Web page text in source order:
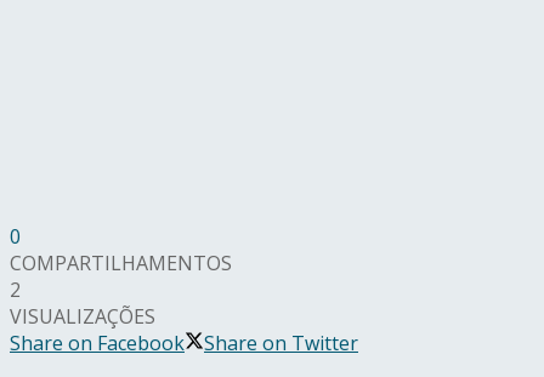
0
COMPARTILHAMENTOS
2
VISUALIZAÇÕES
Share on Facebook
Share on Twitter